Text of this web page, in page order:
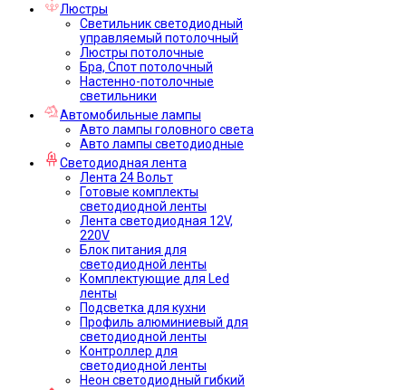
Люстры
Светильник светодиодный
управляемый потолочный
Люстры потолочные
Бра, Спот потолочный
Настенно-потолочные
светильники
Автомобильные лампы
Авто лампы головного света
Авто лампы светодиодные
Светодиодная лента
Лента 24 Вольт
Готовые комплекты
светодиодной ленты
Лента светодиодная 12V,
220V
Блок питания для
светодиодной ленты
Комплектующие для Led
ленты
Подсветка для кухни
Профиль алюминиевый для
светодиодной ленты
Контроллер для
светодиодной ленты
Неон светодиодный гибкий